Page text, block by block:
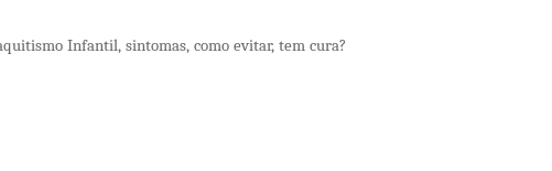
em
Infantil, sintomas, como evitar, tem cura?